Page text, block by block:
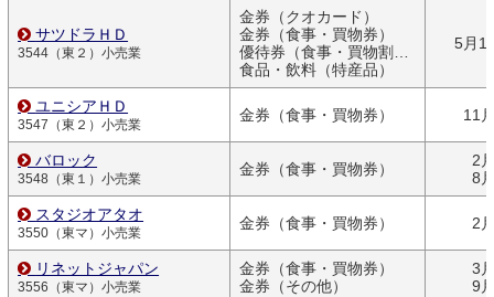
サツドラＨＤ
3544（東２）小売業
金券（クオカード）
金券（食事・買物券）
優待券（食事・買物割引券）
食品・飲料（特産品）
5月
ユニシアＨＤ
3547（東２）小売業
金券（食事・買物券） 11
バロック
3548（東１）小売業
金券（食事・買物券）
2
8
スタジオアタオ
3550（東マ）小売業
金券（食事・買物券） 2
リネットジャパン
3556（東マ）小売業
金券（食事・買物券）
金券（その他）
3
9